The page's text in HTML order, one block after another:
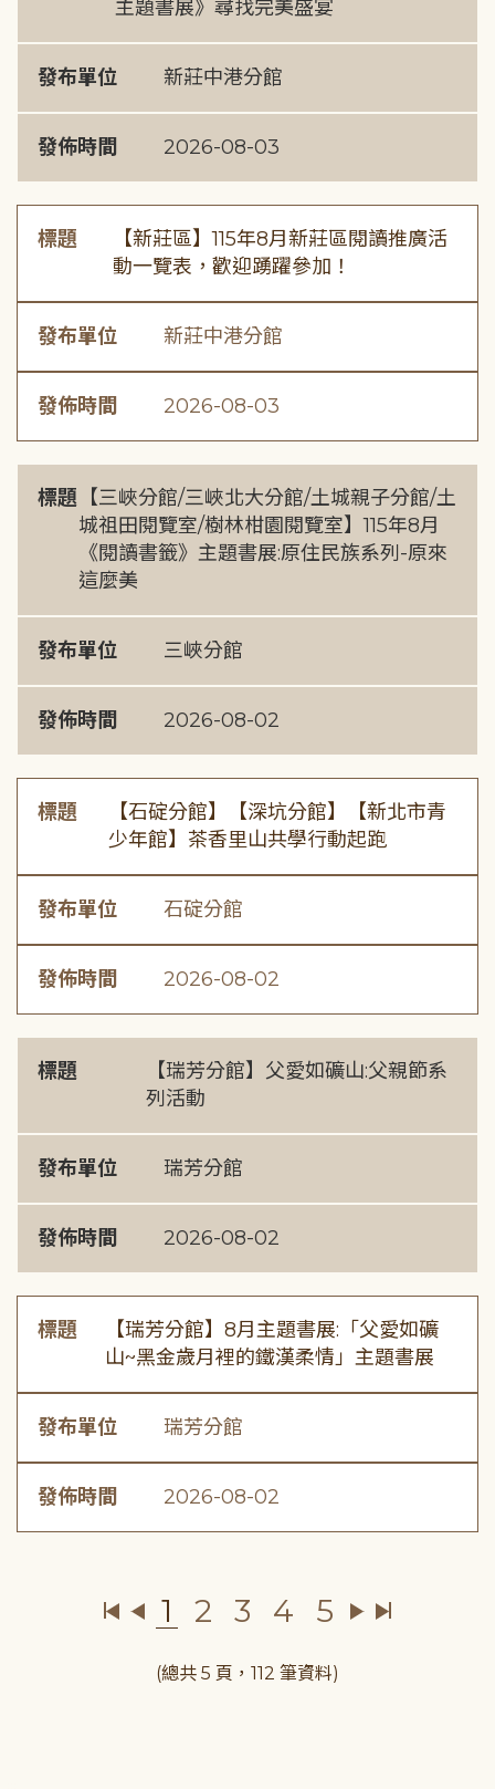
主題書展》尋找完美盛宴
發布單位 新莊中港分館
發佈時間 2026-08-03
標題
【新莊區】115年8月新莊區閱讀推廣活
動一覽表，歡迎踴躍參加！
發布單位 新莊中港分館
發佈時間 2026-08-03
標題 【三峽分館/三峽北大分館/土城親子分館/土
城祖田閱覽室/樹林柑園閱覽室】115年8月
《閱讀書籤》主題書展:原住民族系列-原來
這麼美
發布單位 三峽分館
發佈時間 2026-08-02
標題
【石碇分館】【深坑分館】【新北市青
少年館】茶香里山共學行動起跑
發布單位 石碇分館
發佈時間 2026-08-02
標題
【瑞芳分館】父愛如礦山:父親節系
列活動
發布單位 瑞芳分館
發佈時間 2026-08-02
標題
【瑞芳分館】8月主題書展:「父愛如礦
山~黑金歲月裡的鐵漢柔情」主題書展
發布單位 瑞芳分館
發佈時間 2026-08-02
1 2 3 4 5
(總共 5 頁，112 筆資料)